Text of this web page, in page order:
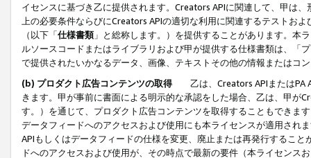
イセンスに基づき乙に提供されます。Creators APIに関連して、甲は
上の必要条件ならびにCreators APIの適切な利用に関連するテストお
（以下「仕様書類」と総称します。）を提供することがあります。本
ルソースコードまたはライブラリおよび甲が提供する仕様書類は、「
で提供されたいかなるデータ、画像、テキストその他の情報またはコ
(b) プロダクト広告コンテンツの取得
乙は、Creators APIまたはPA
きます。甲が事前に書面による明示的な承認をした場合、乙は、甲が
す。）を通じて、プロダクト広告コンテンツを取得することもできま
データフィードへのアクセスおよび使用にも本ライセンスが適用され
APIもしくはデータフィードの仕様を変更、廃止または再発行するこ
ドへのアクセスおよび使用が、その時点で最新の要件（本ライセン